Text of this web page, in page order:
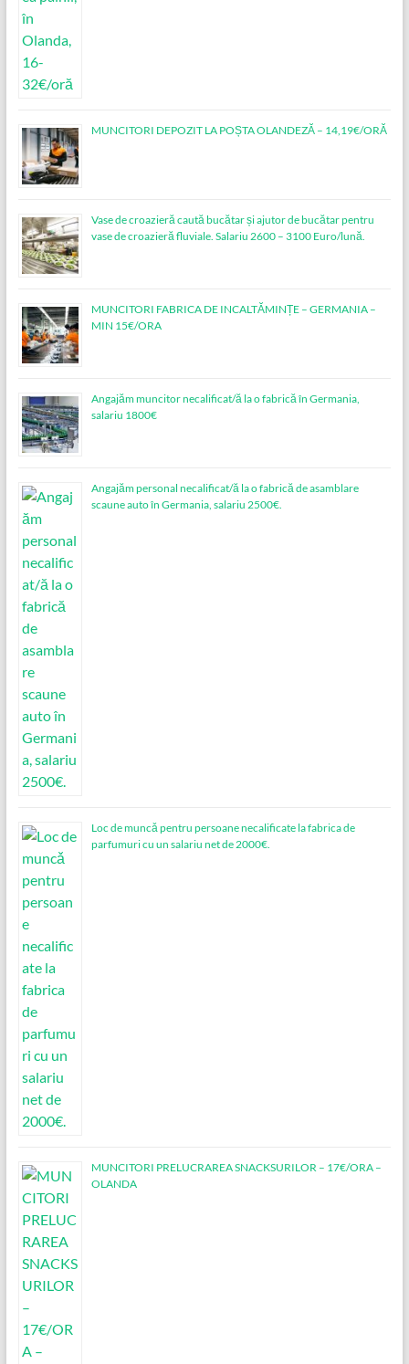
MUNCITORI DEPOZIT LA POȘTA OLANDEZĂ – 14,19€/ORĂ
Vase de croazieră caută bucătar și ajutor de bucătar pentru
vase de croazieră fluviale. Salariu 2600 – 3100 Euro/lună.
MUNCITORI FABRICA DE INCALTĂMINȚE – GERMANIA –
MIN 15€/ORA
Angajăm muncitor necalificat/ă la o fabrică în Germania,
salariu 1800€
Angajăm personal necalificat/ă la o fabrică de asamblare
scaune auto în Germania, salariu 2500€.
Loc de muncǎ pentru persoane necalificate la fabrica de
parfumuri cu un salariu net de 2000€.
MUNCITORI PRELUCRAREA SNACKSURILOR – 17€/ORA –
OLANDA